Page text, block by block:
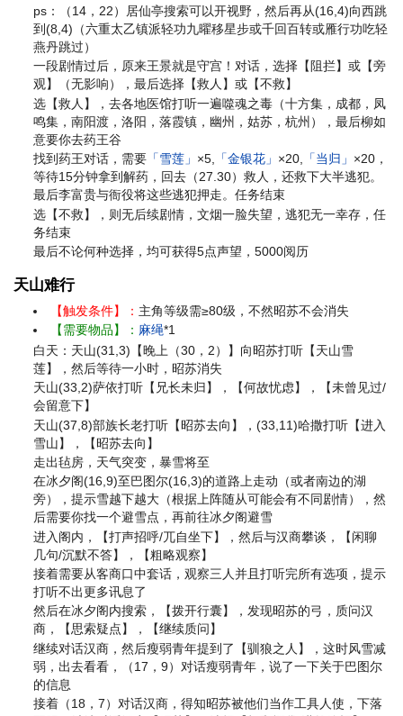
ps：（14，22）居仙亭搜索可以开视野，然后再从(16,4)向西跳
到(8,4)（六重太乙镇派轻功九曜移星步或千回百转或雁行功吃轻
燕丹跳过）
一段剧情过后，原来王景就是守宫！对话，选择【阻拦】或【旁
观】（无影响），最后选择【救人】或【不救】
选【救人】，去各地医馆打听一遍噬魂之毒（十方集，成都，凤
鸣集，南阳渡，洛阳，落霞镇，幽州，姑苏，杭州），最后柳如
意要你去药王谷
找到药王对话，需要 「雪莲」 ×5, 「金银花」 ×20, 「当归」 ×20，
等待15分钟拿到解药，回去（27.30）救人，还救下大半逃犯。
最后李富贵与衙役将这些逃犯押走。任务结束
选【不救】，则无后续剧情，文烟一脸失望，逃犯无一幸存，任
务结束
最后不论何种选择，均可获得5点声望，5000阅历
天山难行
【触发条件】： 主角等级需≥80级，不然昭苏不会消失
【需要物品】： 麻绳*1
白天：天山(31,3)【晚上（30，2）】向昭苏打听【天山雪
莲】，然后等待一小时，昭苏消失
天山(33,2)萨依打听【兄长未归】，【何故忧虑】，【未曾见过/
会留意下】
天山(37,8)部族长老打听【昭苏去向】，(33,11)哈撒打听【进入
雪山】，【昭苏去向】
走出毡房，天气突变，暴雪将至
在冰夕阁(16,9)至巴图尔(16,3)的道路上走动（或者南边的湖
旁），提示雪越下越大（根据上阵随从可能会有不同剧情），然
后需要你找一个避雪点，再前往冰夕阁避雪
进入阁内，【打声招呼/兀自坐下】，然后与汉商攀谈，【闲聊
几句/沉默不答】，【粗略观察】
接着需要从客商口中套话，观察三人并且打听完所有选项，提示
打听不出更多讯息了
然后在冰夕阁内搜索，【拨开行囊】，发现昭苏的弓，质问汉
商，【思索疑点】，【继续质问】
继续对话汉商，然后瘦弱青年提到了【驯狼之人】，这时风雪减
弱，出去看看，（17，9）对话瘦弱青年，说了一下关于巴图尔
的信息
接着（18，7）对话汉商，得知昭苏被他们当作工具人使，下落